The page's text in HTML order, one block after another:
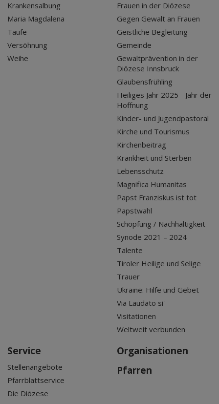
Krankensalbung
Maria Magdalena
Taufe
Versöhnung
Weihe
Frauen in der Diözese
Gegen Gewalt an Frauen
Geistliche Begleitung
Gemeinde
Gewaltprävention in der
Diözese Innsbruck
Glaubensfrühling
Heiliges Jahr 2025 - Jahr der
Hoffnung
Kinder- und Jugendpastoral
Kirche und Tourismus
Kirchenbeitrag
Krankheit und Sterben
Lebensschutz
Magnifica Humanitas
Papst Franziskus ist tot
Papstwahl
Schöpfung / Nachhaltigkeit
Synode 2021 – 2024
Talente
Tiroler Heilige und Selige
Trauer
Ukraine: Hilfe und Gebet
Via Laudato si'
Visitationen
Weltweit verbunden
Service
Stellenangebote
Pfarrblattservice
Die Diözese
Organisationen
Pfarren